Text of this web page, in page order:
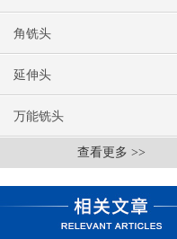
角铣头
延伸头
万能铣头
查看更多 >>